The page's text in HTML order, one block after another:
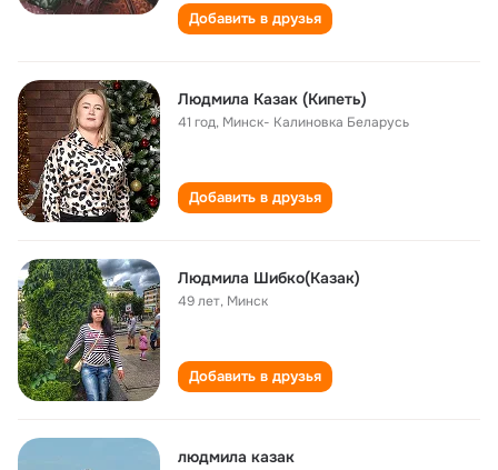
Добавить в друзья
Людмила Казак (Кипеть)
41 год, Минск- Калиновка Беларусь
Добавить в друзья
Людмила Шибко(Казак)
49 лет, Минск
Добавить в друзья
людмила казак